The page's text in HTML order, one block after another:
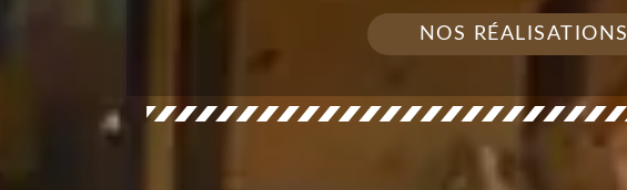
NOS RÉALISATIONS